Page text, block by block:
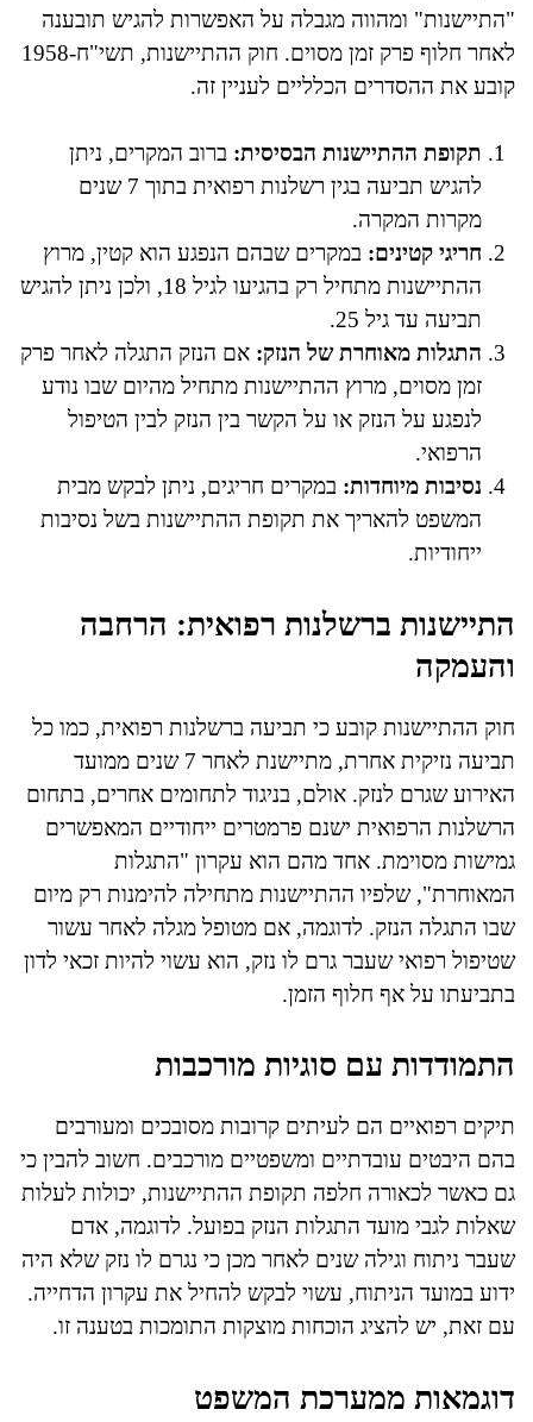
"התיישנות" ומהווה מגבלה על האפשרות להגיש תובענה
לאחר חלוף פרק זמן מסוים. חוק ההתיישנות, תשי"ח-1958
קובע את ההסדרים הכלליים לעניין זה.
תקופת ההתיישנות הבסיסית: ברוב המקרים, ניתן
להגיש תביעה בגין רשלנות רפואית בתוך 7 שנים
מקרות המקרה.
חריגי קטינים: במקרים שבהם הנפגע הוא קטין, מרוץ
ההתיישנות מתחיל רק בהגיעו לגיל 18, ולכן ניתן להגיש
תביעה עד גיל 25.
התגלות מאוחרת של הנזק: אם הנזק התגלה לאחר פרק
זמן מסוים, מרוץ ההתיישנות מתחיל מהיום שבו נודע
לנפגע על הנזק או על הקשר בין הנזק לבין הטיפול
הרפואי.
נסיבות מיוחדות: במקרים חריגים, ניתן לבקש מבית
המשפט להאריך את תקופת ההתיישנות בשל נסיבות
ייחודיות.
התיישנות ברשלנות רפואית: הרחבה
והעמקה
חוק ההתיישנות קובע כי תביעה ברשלנות רפואית, כמו כל
תביעה נזיקית אחרת, מתיישנת לאחר 7 שנים ממועד
האירוע שגרם לנזק. אולם, בניגוד לתחומים אחרים, בתחום
הרשלנות הרפואית ישנם פרמטרים ייחודיים המאפשרים
גמישות מסוימת. אחד מהם הוא עקרון "התגלות
המאוחרת", שלפיו ההתיישנות מתחילה להימנות רק מיום
שבו התגלה הנזק. לדוגמה, אם מטופל מגלה לאחר עשור
שטיפול רפואי שעבר גרם לו נזק, הוא עשוי להיות זכאי לדון
בתביעתו על אף חלוף הזמן.
התמודדות עם סוגיות מורכבות
תיקים רפואיים הם לעיתים קרובות מסובכים ומעורבים
בהם היבטים עובדתיים ומשפטיים מורכבים. חשוב להבין כי
גם כאשר לכאורה חלפה תקופת ההתיישנות, יכולות לעלות
שאלות לגבי מועד התגלות הנזק בפועל. לדוגמה, אדם
שעבר ניתוח וגילה שנים לאחר מכן כי נגרם לו נזק שלא היה
ידוע במועד הניתוח, עשוי לבקש להחיל את עקרון הדחייה.
עם זאת, יש להציג הוכחות מוצקות התומכות בטענה זו.
דוגמאות ממערכת המשפט